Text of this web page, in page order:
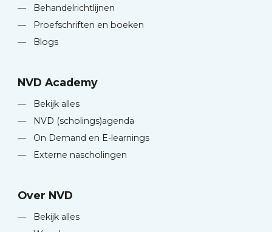
—
Behandelrichtlijnen
—
Proefschriften en boeken
—
Blogs
NVD Academy
—
Bekijk alles
—
NVD (scholings)agenda
—
On Demand en E-learnings
—
Externe nascholingen
Over NVD
—
Bekijk alles